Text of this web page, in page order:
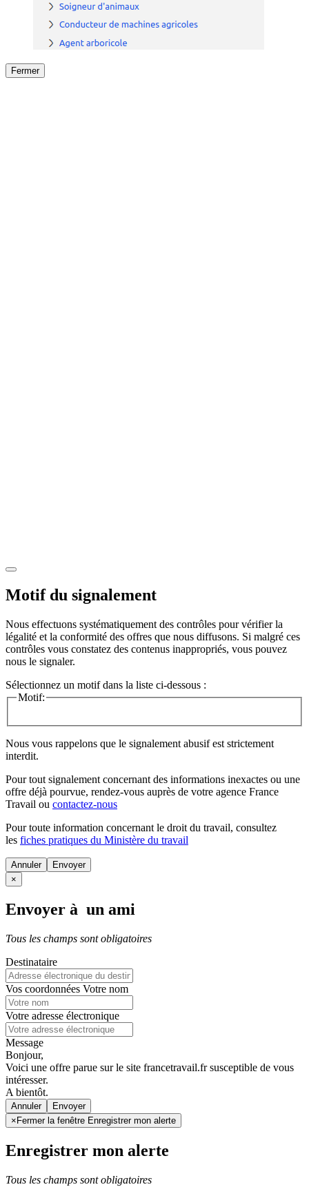
Fermer
Motif du signalement
Nous effectuons systématiquement des contrôles pour vérifier la
légalité et la conformité des offres que nous diffusons. Si malgré ces
contrôles vous constatez des contenus inappropriés, vous pouvez
nous le signaler.
Sélectionnez un motif dans la liste ci-dessous :
Motif:
Nous vous rappelons que le signalement abusif est strictement
interdit.
Pour tout signalement concernant des informations inexactes ou une
offre déjà pourvue, rendez-vous auprès de votre agence France
Travail ou contactez-nous
Pour toute information concernant le droit du travail, consultez
les fiches pratiques du Ministère du travail
Annuler
×
Envoyer à un ami
Tous les champs sont obligatoires
Destinataire
Vos coordonnées Votre nom
Votre adresse électronique
Message
Bonjour,
Voici une offre parue sur le site francetravail.fr susceptible de vous
intéresser.
A bientôt.
Annuler
× Fermer la fenêtre Enregistrer mon alerte
Enregistrer mon alerte
Tous les champs sont obligatoires